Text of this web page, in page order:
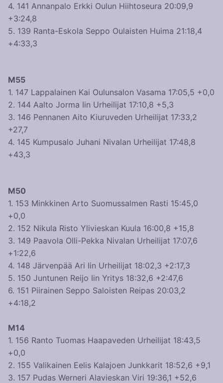
4. 141 Annanpalo Erkki Oulun Hiihtoseura 20:09,9
+3:24,8
5. 139 Ranta-Eskola Seppo Oulaisten Huima 21:18,4
+4:33,3
M55
1. 147 Lappalainen Kai Oulunsalon Vasama 17:05,5 +0,0
2. 144 Aalto Jorma Iin Urheilijat 17:10,8 +5,3
3. 146 Pennanen Aito Kiuruveden Urheilijat 17:33,2
+27,7
4. 145 Kumpusalo Juhani Nivalan Urheilijat 17:48,8
+43,3
M50
1. 153 Minkkinen Arto Suomussalmen Rasti 15:45,0
+0,0
2. 152 Nikula Risto Ylivieskan Kuula 16:00,8 +15,8
3. 149 Paavola Olli-Pekka Nivalan Urheilijat 17:07,6
+1:22,6
4. 148 Järvenpää Ari Iin Urheilijat 18:02,3 +2:17,3
5. 150 Juntunen Reijo Iin Yritys 18:32,6 +2:47,6
6. 151 Piirainen Seppo Saloisten Reipas 20:03,2
+4:18,2
M14
1. 156 Ranto Tuomas Haapaveden Urheilijat 18:43,5
+0,0
2. 155 Valikainen Eelis Kalajoen Junkkarit 18:52,6 +9,1
3. 157 Pudas Werneri Alavieskan Viri 19:36,1 +52,6